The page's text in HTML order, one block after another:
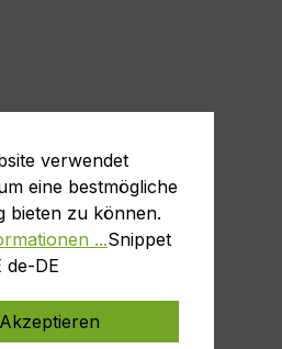
verwendet
eine bestmögliche
bieten zu können.
...Snippet
de-DE
Akzeptieren